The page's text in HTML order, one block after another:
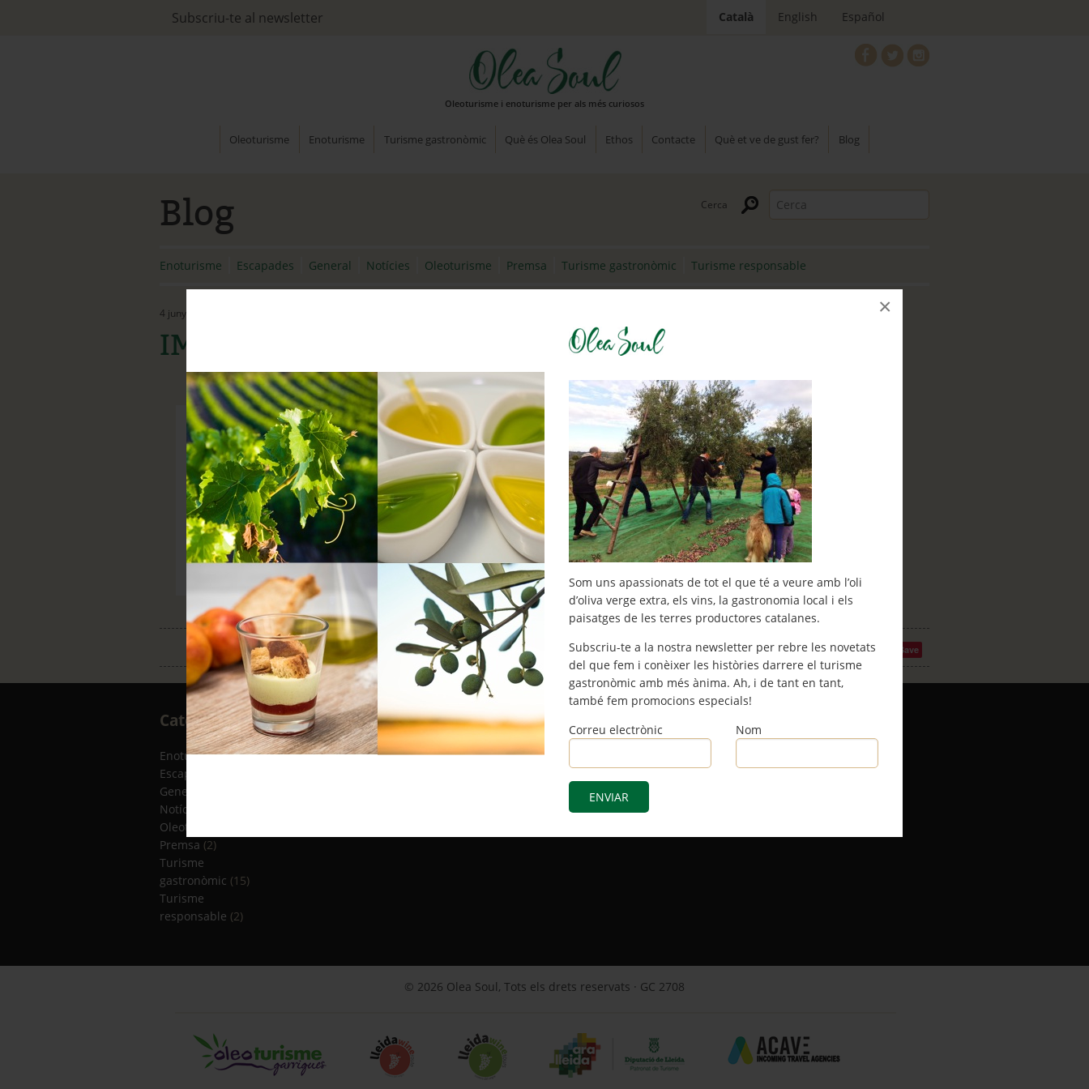
Som uns apassionats de tot el que té a veure amb l’oli
d’oliva verge extra, els vins, la gastronomia local i els
paisatges de les terres productores catalanes.
Subscriu-te a la nostra newsletter per rebre les novetats
del que fem i conèixer les històries darrere el turisme
gastronòmic amb més ànima. Ah, i de tant en tant,
també fem promocions especials!
Correu electrònic
Nom
×
Subscriu-te al newsletter Español
English
Català
Oleoturisme i enoturisme per als més curiosos
Oleoturisme Enoturisme Turisme gastronòmic Què és Olea Soul Ethos Contacte Què et ve de gust fer? Blog
Blog
Enoturisme Escapades General Notícies Oleoturisme Premsa Turisme gastronòmic Turisme responsable
4 juny, 2015
IMG_1649
Save
Categories
Enoturisme(5)
Escapades
General
Notícies
Oleoturisme
Premsa (2)
Turisme
gastronòmic (15)
Turisme
responsable (2)
© 2026 Olea Soul, Tots els drets reservats · GC 2708